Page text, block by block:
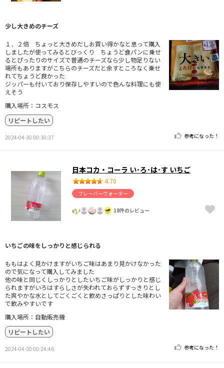
少し大きめのチーズ
１．２倍 ちょっと大きめだしお買い得かなと思って購入
しましたが使ってみるとびっくり ちょうど食パンに乗せ
るとぴったりのサイズで普通のチーズなら少し物足りない
場所もありますがこちらのチーズだと余すところなく乗せ
れてちょうど良かった
ジッパーも付いており保存しやすいので色んな料理にも使
えそう
購入場所：コスモス
リピートしたい
2024-04-30 00:30:37 参考になった！
日本コカ・コーラ い･ろ･は･す いちご
4.70
フレーバーウォーター
18件のレビュー
いちごの味をしっかりと感じられる
ももはよく見かけますがいちご味はあまり見かけなかった
ので気になって購入してみました
他の味と同じくしっかりとしたいちご味がしっかりと感じ
られますがいろはすらしさが失われておらずすっきりとし
た爽やかな水としてごくごくと飲めさっぱりとした味わい
で飲みやすいです
購入場所：自動販売機
リピートしたい
2024-04-30 00:24:46 参考になった！